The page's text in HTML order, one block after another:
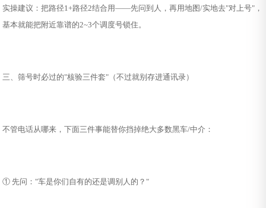
实操建议：把路径1+路径2结合用——先问到人，再用地图/实地去"对上号"，
基本就能把附近靠谱的2~3个调度号锁住。
三、筛号时必过的"核验三件套"（不过就别存进通讯录）
不管电话从哪来，下面三件事能替你挡掉绝大多数黑车/中介：
① 先问："车是你们自有的还是调别人的？"